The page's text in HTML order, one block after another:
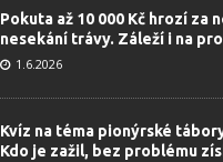
Pokuta až 10 000 Kč hrozí za
nesekání trávy. Záleží i na
1.6.2026
Kvíz na téma pionýrské
Kdo je zažil, bez problému